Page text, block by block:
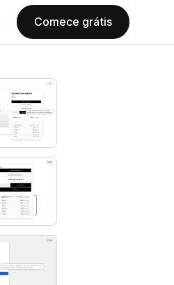
Comece grátis